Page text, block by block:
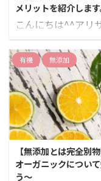
トをしました。 鶏
高タンパク低脂質な
もオススメです！
は、そんな鶏肉を
も格段に美味しく
ためのレシピを紹
ていただきます。
使うと鶏肉が美味
メリットを紹介します
こんにちは^^アリ
す。 カラダに良
われている無添加
もそもどのように
に良いかご存知で
か^^ 多くの人は「
加だから良い」「
なく良さそう」み
感じで、ご購入し
のではないでしょ
正しい知識をつけ
有機 無添加
【無添加とは完全別
オーガニックについ
う〜